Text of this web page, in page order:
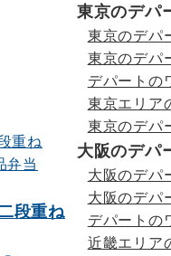
段重ね
東京のデパ
東京のデパ
東京のデパ
デパートの
東京エリア
東京のデパ
大阪のデパ
大阪のデパ
大阪のデパ
デパートの
近畿エリア